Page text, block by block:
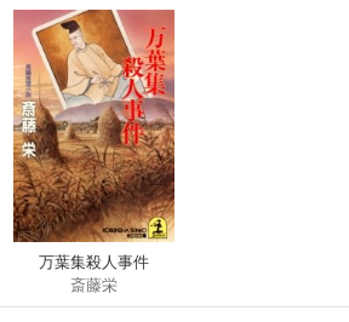
万葉集殺人事件
斎藤栄